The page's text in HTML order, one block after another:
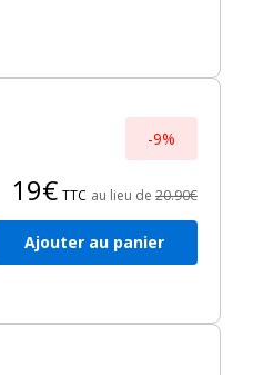
-9%
19€ TTC au lieu de 20.90€
Ajouter au panier